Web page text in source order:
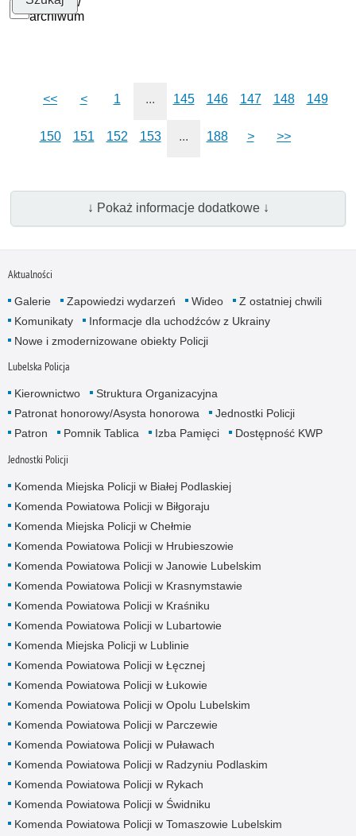
archiwum
<< < 1 ... 145 146 147 148 149
150 151 152 153 ... 188 > >>
↓ Pokaż informacje dodatkowe ↓
Aktualności
Galerie Zapowiedzi wydarzeń Wideo
Z ostatniej chwili
Komunikaty
Informacje dla uchodźców z Ukrainy
Nowe i zmodernizowane obiekty Policji
Lubelska Policja
Kierownictwo
Struktura Organizacyjna
Patronat honorowy/Asysta honorowa
Jednostki Policji
Patron
Pomnik Tablica Izba Pamięci Dostępność KWP
Jednostki Policji
Komenda Miejska Policji w Białej Podlaskiej
Komenda Powiatowa Policji w Biłgoraju
Komenda Miejska Policji w Chełmie
Komenda Powiatowa Policji w Hrubieszowie
Komenda Powiatowa Policji w Janowie Lubelskim
Komenda Powiatowa Policji w Krasnymstawie
Komenda Powiatowa Policji w Kraśniku
Komenda Powiatowa Policji w Lubartowie
Komenda Miejska Policji w Lublinie
Komenda Powiatowa Policji w Łęcznej
Komenda Powiatowa Policji w Łukowie
Komenda Powiatowa Policji w Opolu Lubelskim
Komenda Powiatowa Policji w Parczewie
Komenda Powiatowa Policji w Puławach
Komenda Powiatowa Policji w Radzyniu Podlaskim
Komenda Powiatowa Policji w Rykach
Komenda Powiatowa Policji w Świdniku
Komenda Powiatowa Policji w Tomaszowie Lubelskim